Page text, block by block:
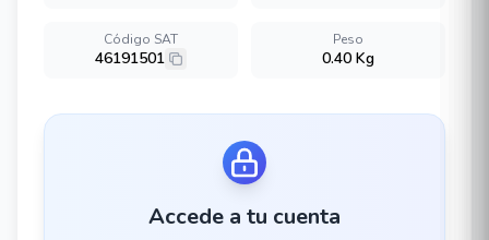
Código SAT
46191501
Peso
0.40 Kg
Accede a tu cuenta